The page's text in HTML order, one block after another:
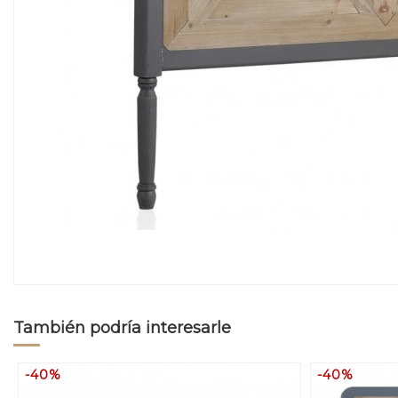
También podría interesarle
-40% -40%